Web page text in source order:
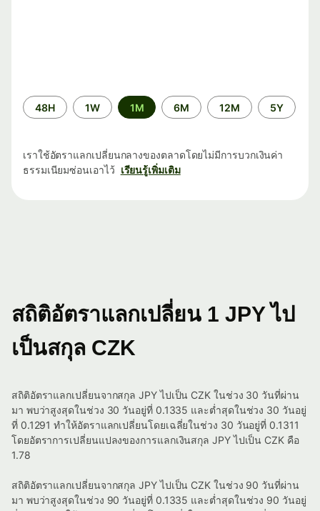
ระยะ
เวลา
48H 1W 1M 6M 12M 5Y
เราใช้อัตราแลกเปลี่ยนกลางของตลาดโดยไม่มีการบวกเงินค่า
ธรรมเนียมซ่อนเอาไว้ เรียนรู้เพิ่มเติม
สถิติอัตราแลกเปลี่ยน 1 JPY ไป
เป็นสกุล CZK
สถิติอัตราแลกเปลี่ยนจากสกุล JPY ไปเป็น CZK ในช่วง 30 วันที่ผ่าน
มา พบว่าสูงสุดในช่วง 30 วันอยู่ที่ 0.1335 และต่ำสุดในช่วง 30 วันอยู่
ที่ 0.1291 ทำให้อัตราแลกเปลี่ยนโดยเฉลี่ยในช่วง 30 วันอยู่ที่ 0.1311
โดยอัตราการเปลี่ยนแปลงของการแลกเงินสกุล JPY ไปเป็น CZK คือ
1.78
สถิติอัตราแลกเปลี่ยนจากสกุล JPY ไปเป็น CZK ในช่วง 90 วันที่ผ่าน
มา พบว่าสูงสุดในช่วง 90 วันอยู่ที่ 0.1335 และต่ำสุดในช่วง 90 วันอยู่